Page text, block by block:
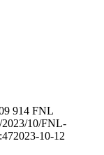
914 FNL
2023/10/FNL-
2023-10-12